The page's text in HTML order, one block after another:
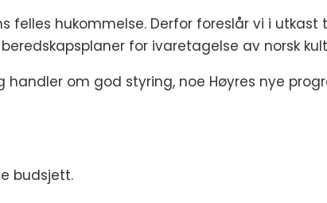
hukommelse. Derfor foreslår vi i utkast
for ivaretagelse av norsk
om god styring, noe Høyres nye
budsjett.